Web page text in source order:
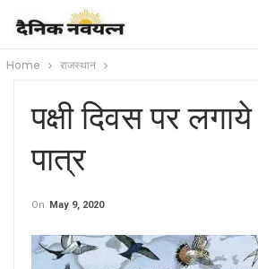
Home राजस्थान
पक्षी दिवस पर लगाये
पात्र
On May 9, 2020